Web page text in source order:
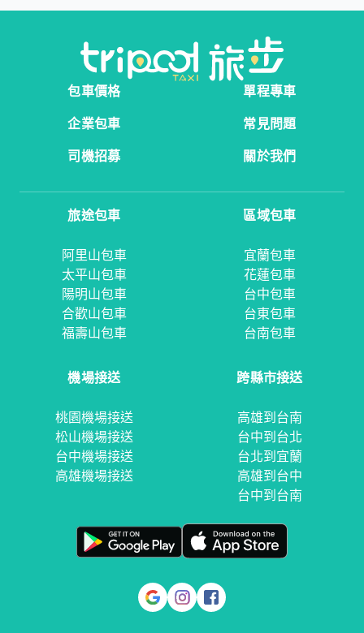
包車價格
單程專車
企業包車
常見問題
司機招募
關於我們
旅途包車
阿里山包車
太平山包車
陽明山包車
合歡山包車
福壽山包車
區域包車
宜蘭包車
花蓮包車
台中包車
台東包車
台南包車
機場接送
桃園機場接送
松山機場接送
台中機場接送
高雄機場接送
跨縣市接送
高雄到台南
台中到台北
台北到宜蘭
高雄到台中
台中到台南